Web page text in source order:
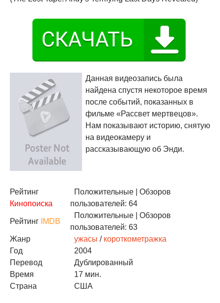
Данная видеозапись была
найдена спустя некоторое время
после событий, показанных в
фильме «Рассвет мертвецов».
Нам показывают историю, снятую
на видеокамеру и
рассказывающую об Энди.
Рейтинг
Кинопоиска
Положительные | Обзоров
пользователей: 64
Рейтинг IMDB
Положительные | Обзоров
пользователей: 63
Жанр
ужасы / короткометражка
Год
2004
Перевод
Дублированный
Время
17 мин.
Страна
США